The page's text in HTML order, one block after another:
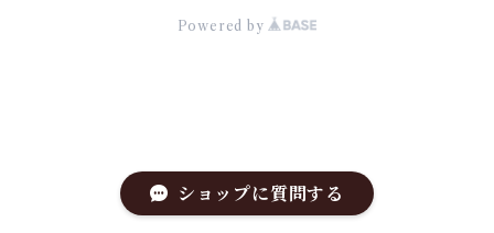
ショップに質問する
Powered by